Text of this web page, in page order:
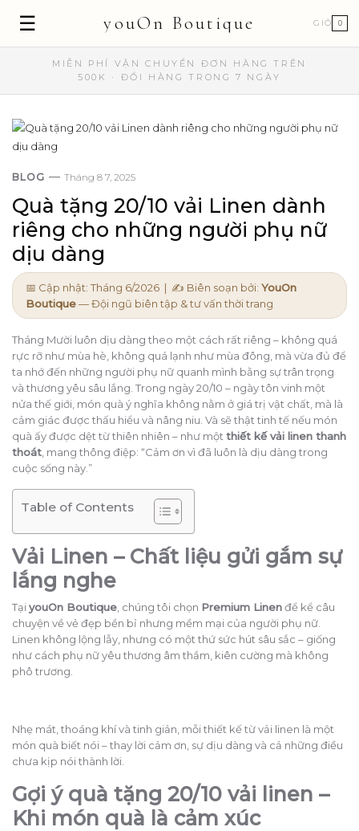
☰ youOn Boutique GIỎ 0
MIỄN PHÍ VẬN CHUYỂN ĐƠN HÀNG TRÊN
500K · ĐỔI HÀNG TRONG 7 NGÀY
BLOG Tháng 8 7, 2025
Quà tặng 20/10 vải Linen dành
riêng cho những người phụ nữ
dịu dàng
📅 Cập nhật: Tháng 6/2026 | ✍️ Biên soạn bởi: YouOn
Boutique— Đội ngũ biên tập & tư vấn thời trang
Tháng Mười luôn dịu dàng theo một cách rất riêng – không quá
rực rỡ như mùa hè, không quá lạnh như mùa đông, mà vừa đủ để
ta nhớ đến những người phụ nữ quanh mình bằng sự trân trọng
và thương yêu sâu lắng. Trong ngày 20/10 – ngày tôn vinh một
nửa thế giới, món quà ý nghĩa không nằm ở giá trị vật chất, mà là
cảm giác được thấu hiểu và nâng niu. Và sẽ thật tinh tế nếu món
quà ấy được dệt từ thiên nhiên – như một thiết kế vải linen thanh
thoát , mang thông điệp: “Cảm ơn vì đã luôn là dịu dàng trong
cuộc sống này.”
Table of Contents
Vải Linen – Chất liệu gửi gắm sự
lắng nghe
TạiyouOn Boutique , chúng tôi chọn Premium Linenđể kể câu
chuyện về vẻ đẹp bền bỉ nhưng mềm mại của người phụ nữ.
Linen không lộng lẫy, nhưng có một thứ sức hút sâu sắc – giống
như cách phụ nữ yêu thương âm thầm, kiên cường mà không
phô trương.
Nhẹ mát, thoáng khí và tinh giản, mỗi thiết kế từ vải linen là một
món quà biết nói – thay lời cảm ơn, sự dịu dàng và cả những điều
chưa kịp nói thành lời.
Gợi ý quà tặng 20/10 vải linen –
Khi món quà là cảm xúc